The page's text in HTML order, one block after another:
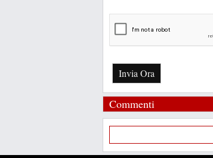
Invia Ora
Commenti